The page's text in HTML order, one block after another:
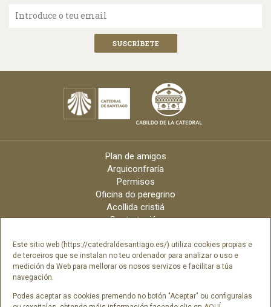
Este sitio web (https://catedraldesantiago.es/) utiliza cookies propias e
de terceiros que se instalan no teu ordenador para analizar o uso e
medición da Web para mellorar os nosos servizos e facilitar a túa
navegación.
Podes aceptar as cookies premendo no botón "Aceptar" ou configuralas
Introduce o teu email
Plan de amigos
Arquiconfraría
Permisos
Oficina do peregrino
Acollida cristiá
Contratación
Arquidiócese
Créditos
Catálogo Dixital